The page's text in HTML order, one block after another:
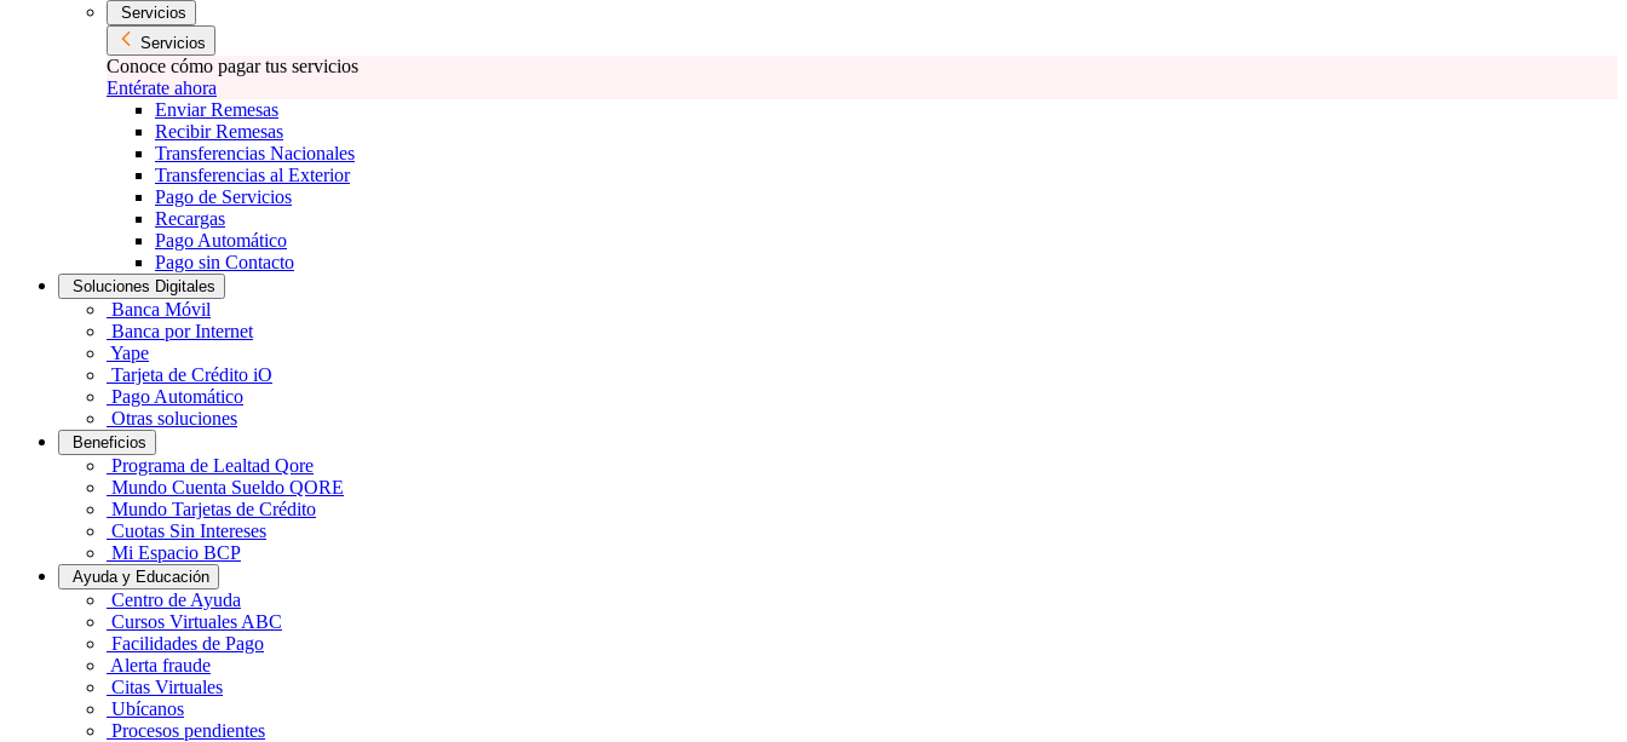
Servicios
Servicios
Conoce cómo pagar tus servicios
Entérate ahora
Enviar Remesas
Recibir Remesas
Transferencias Nacionales
Transferencias al Exterior
Pago de Servicios
Recargas
Pago Automático
Pago sin Contacto
Soluciones Digitales
Banca Móvil
Banca por Internet
Yape
Tarjeta de Crédito iO
Pago Automático
Otras soluciones
Beneficios
Programa de Lealtad Qore
Mundo Cuenta Sueldo QORE
Mundo Tarjetas de Crédito
Cuotas Sin Intereses
Mi Espacio BCP
Ayuda y Educación
Centro de Ayuda
Cursos Virtuales ABC
Facilidades de Pago
Alerta fraude
Citas Virtuales
Ubícanos
Procesos pendientes